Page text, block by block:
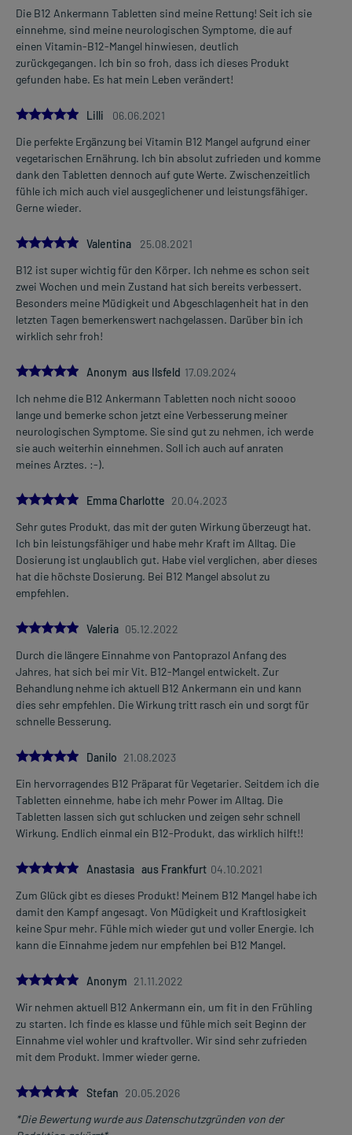
Die B12 Ankermann Tabletten sind meine Rettung! Seit ich sie
einnehme, sind meine neurologischen Symptome, die auf
einen Vitamin-B12-Mangel hinwiesen, deutlich
zurückgegangen. Ich bin so froh, dass ich dieses Produkt
gefunden habe. Es hat mein Leben verändert!
5.0Lilli
06.06.2021
Die perfekte Ergänzung bei Vitamin B12 Mangel aufgrund einer
vegetarischen Ernährung. Ich bin absolut zufrieden und komme
dank den Tabletten dennoch auf gute Werte. Zwischenzeitlich
fühle ich mich auch viel ausgeglichener und leistungsfähiger.
Gerne wieder.
5.0
Valentina
25.08.2021
B12 ist super wichtig für den Körper. Ich nehme es schon seit
zwei Wochen und mein Zustand hat sich bereits verbessert.
Besonders meine Müdigkeit und Abgeschlagenheit hat in den
letzten Tagen bemerkenswert nachgelassen. Darüber bin ich
wirklich sehr froh!
5.0Anonym aus Ilsfeld 17.09.2024
Ich nehme die B12 Ankermann Tabletten noch nicht soooo
lange und bemerke schon jetzt eine Verbesserung meiner
neurologischen Symptome. Sie sind gut zu nehmen, ich werde
sie auch weiterhin einnehmen. Soll ich auch auf anraten
meines Arztes. :-).
5.0
Emma Charlotte 20.04.2023
Sehr gutes Produkt, das mit der guten Wirkung überzeugt hat.
Ich bin leistungsfähiger und habe mehr Kraft im Alltag. Die
Dosierung ist unglaublich gut. Habe viel verglichen, aber dieses
hat die höchste Dosierung. Bei B12 Mangel absolut zu
empfehlen.
5.0
Valeria 05.12.2022
Durch die längere Einnahme von Pantoprazol Anfang des
Jahres, hat sich bei mir Vit. B12-Mangel entwickelt. Zur
Behandlung nehme ich aktuell B12 Ankermann ein und kann
dies sehr empfehlen. Die Wirkung tritt rasch ein und sorgt für
schnelle Besserung.
5.0
Danilo 21.08.2023
Ein hervorragendes B12 Präparat für Vegetarier. Seitdem ich die
Tabletten einnehme, habe ich mehr Power im Alltag. Die
Tabletten lassen sich gut schlucken und zeigen sehr schnell
Wirkung. Endlich einmal ein B12-Produkt, das wirklich hilft!!
5.0Anastasia aus Frankfurt 04.10.2021
Zum Glück gibt es dieses Produkt! Meinem B12 Mangel habe ich
damit den Kampf angesagt. Von Müdigkeit und Kraftlosigkeit
keine Spur mehr. Fühle mich wieder gut und voller Energie. Ich
kann die Einnahme jedem nur empfehlen bei B12 Mangel.
5.0Anonym 21.11.2022
Wir nehmen aktuell B12 Ankermann ein, um fit in den Frühling
zu starten. Ich finde es klasse und fühle mich seit Beginn der
Einnahme viel wohler und kraftvoller. Wir sind sehr zufrieden
mit dem Produkt. Immer wieder gerne.
5.0
Stefan 20.05.2026
*Die Bewertung wurde aus Datenschutzgründen von der